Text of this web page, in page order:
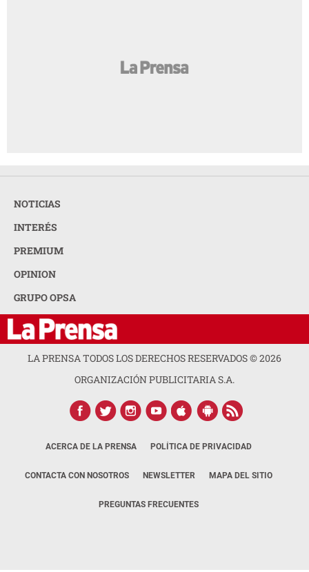
NOTICIAS
INTERÉS
PREMIUM
OPINION
GRUPO OPSA
LA PRENSA TODOS LOS DERECHOS RESERVADOS ©2026
ORGANIZACIÓN PUBLICITARIA S.A.
ACERCA DE LA PRENSA POLÍTICA DE PRIVACIDAD
CONTACTA CON NOSOTROS NEWSLETTER MAPA DEL SITIO
PREGUNTAS FRECUENTES